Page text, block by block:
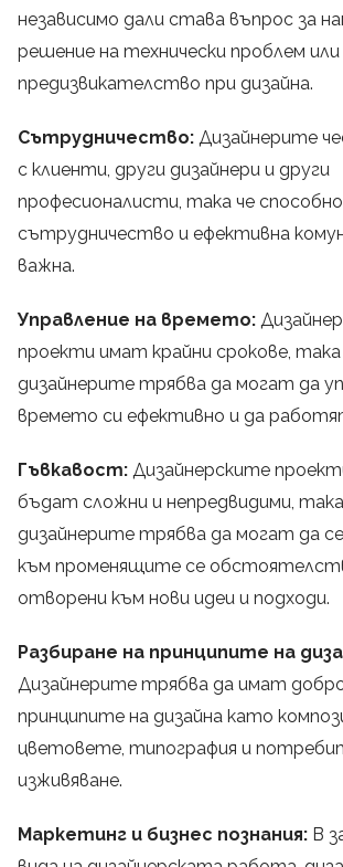
независимо дали става въпрос за
решение на технически проблем или
предизвикателство при дизайна.
Сътрудничество: Дизайнерите
с клиенти, други дизайнери и други
професионалисти, така че
сътрудничество и ефективна
важна.
Управление на времето:
проекти имат крайни срокове, така
дизайнерите трябва да могат да
времето си ефективно и да
Гъвкавост: Дизайнерските
бъдат сложни и непредвидими,
дизайнерите трябва да могат да
към променящите се
отворени към нови идеи и подходи.
Разбиране на принципите на
Дизайнерите трябва да имат
принципите на дизайна като
цветовете, типография и
изживяване.
Маркетинг и бизнес познания: В